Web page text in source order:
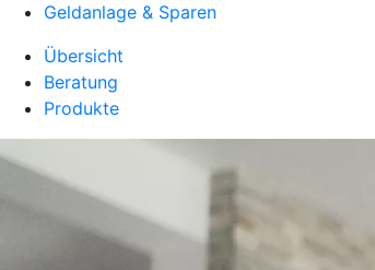
Geldanlage & Sparen
Übersicht
Beratung
Produkte